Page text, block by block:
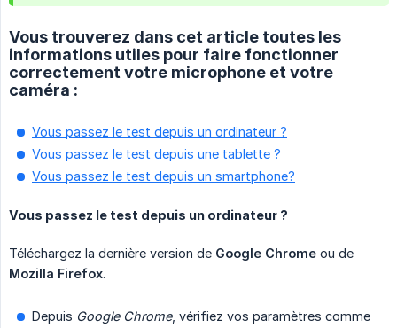
Vous trouverez dans cet article toutes les
informations utiles pour faire fonctionner
correctement votre microphone et votre
caméra :
Vous passez le test depuis un ordinateur ?
Vous passez le test depuis une tablette ?
Vous passez le test depuis un smartphone?
Vous passez le test depuis un ordinateur ?
Téléchargez la dernière version de Google Chrome ou de
Mozilla Firefox.
Depuis Google Chrome, vérifiez vos paramètres comme